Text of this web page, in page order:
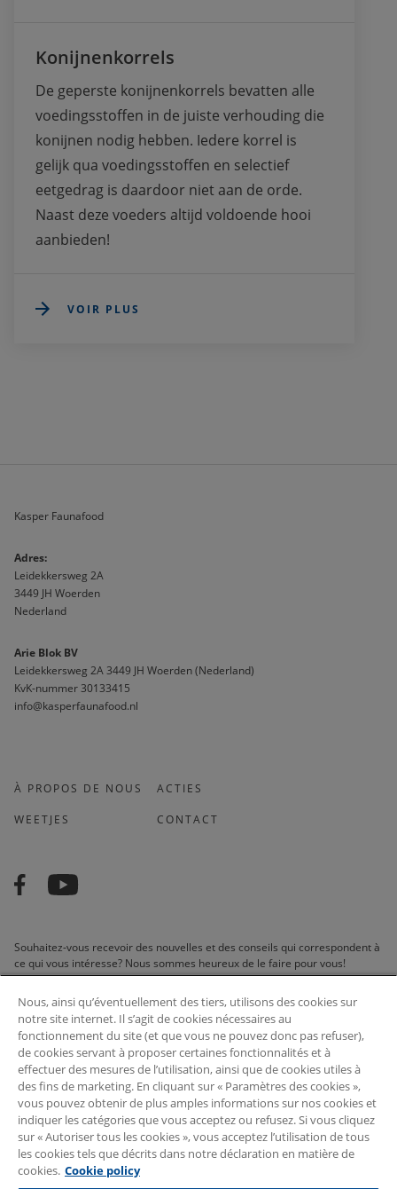
Konijnenkorrels
De geperste konijnenkorrels bevatten alle
voedingsstoffen in de juiste verhouding die
konijnen nodig hebben. Iedere korrel is
gelijk qua voedingsstoffen en selectief
eetgedrag is daardoor niet aan de orde.
Naast deze voeders altijd voldoende hooi
aanbieden!
VOIR PLUS
Kasper Faunafood
Adres:
Leidekkersweg 2A
3449 JH Woerden
Nederland
Arie Blok BV
Leidekkersweg 2A 3449 JH Woerden (Nederland)
KvK-nummer 30133415
info@kasperfaunafood.nl
À PROPOS DE NOUS
WEETJES
ACTIES
CONTACT
Souhaitez-vous recevoir des nouvelles et des conseils qui correspondent à
ce qui vous intéresse? Nous sommes heureux de le faire pour vous!
footer.subscribe.belgium
SOUSCRIRE
© 2026 Arvesta. Tous les droits sont réservés.
Nous, ainsi qu’éventuellement des tiers, utilisons des cookies sur
notre site internet. Il s’agit de cookies nécessaires au
fonctionnement du site (et que vous ne pouvez donc pas refuser),
de cookies servant à proposer certaines fonctionnalités et à
effectuer des mesures de l’utilisation, ainsi que de cookies utiles à
des fins de marketing. En cliquant sur « Paramètres des cookies »,
vous pouvez obtenir de plus amples informations sur nos cookies et
indiquer les catégories que vous acceptez ou refusez. Si vous cliquez
sur « Autoriser tous les cookies », vous acceptez l’utilisation de tous
les cookies tels que décrits dans notre déclaration en matière de
cookies. Cookie policy